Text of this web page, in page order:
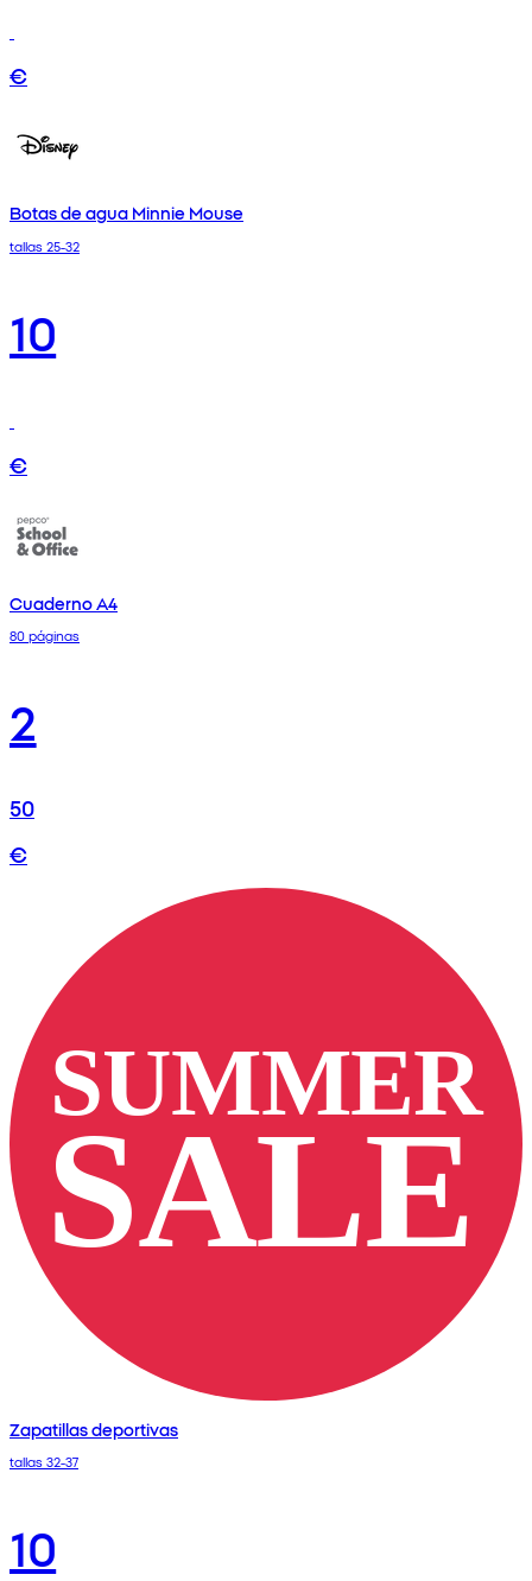
€
Botas de agua Minnie Mouse
tallas 25-32
10
€
Cuaderno A4
80 páginas
2
50
€
Zapatillas deportivas
tallas 32-37
10